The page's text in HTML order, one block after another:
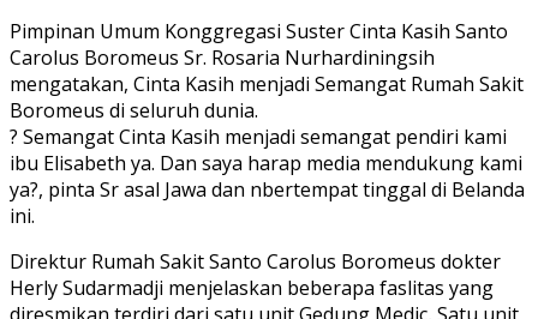
Pimpinan Umum Konggregasi Suster Cinta Kasih Santo
Carolus Boromeus Sr. Rosaria Nurhardiningsih
mengatakan, Cinta Kasih menjadi Semangat Rumah Sakit
Boromeus di seluruh dunia.
? Semangat Cinta Kasih menjadi semangat pendiri kami
ibu Elisabeth ya. Dan saya harap media mendukung kami
ya?, pinta Sr asal Jawa dan nbertempat tinggal di Belanda
ini.
Direktur Rumah Sakit Santo Carolus Boromeus dokter
Herly Sudarmadji menjelaskan beberapa faslitas yang